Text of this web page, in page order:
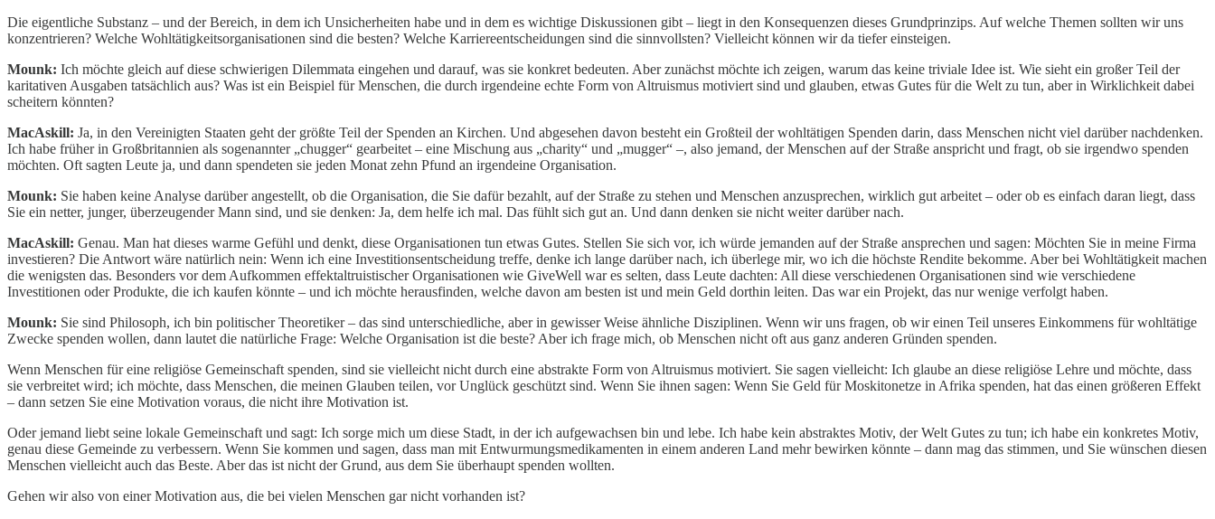
Die eigentliche Substanz – und der Bereich, in dem ich Unsicherheiten habe und in dem es wichtige Diskussionen gibt – liegt in den Konsequenzen dieses Grundprinzips. Auf welche Themen sollten wir uns
konzentrieren? Welche Wohltätigkeitsorganisationen sind die besten? Welche Karriereentscheidungen sind die sinnvollsten? Vielleicht können wir da tiefer einsteigen.
Mounk: Ich möchte gleich auf diese schwierigen Dilemmata eingehen und darauf, was sie konkret bedeuten. Aber zunächst möchte ich zeigen, warum das keine triviale Idee ist. Wie sieht ein großer Teil der
karitativen Ausgaben tatsächlich aus? Was ist ein Beispiel für Menschen, die durch irgendeine echte Form von Altruismus motiviert sind und glauben, etwas Gutes für die Welt zu tun, aber in Wirklichkeit dabei
scheitern könnten?
MacAskill: Ja, in den Vereinigten Staaten geht der größte Teil der Spenden an Kirchen. Und abgesehen davon besteht ein Großteil der wohltätigen Spenden darin, dass Menschen nicht viel darüber nachdenken.
Ich habe früher in Großbritannien als sogenannter „chugger“ gearbeitet – eine Mischung aus „charity“ und „mugger“ –, also jemand, der Menschen auf der Straße anspricht und fragt, ob sie irgendwo spenden
möchten. Oft sagten Leute ja, und dann spendeten sie jeden Monat zehn Pfund an irgendeine Organisation.
Mounk: Sie haben keine Analyse darüber angestellt, ob die Organisation, die Sie dafür bezahlt, auf der Straße zu stehen und Menschen anzusprechen, wirklich gut arbeitet – oder ob es einfach daran liegt, dass
Sie ein netter, junger, überzeugender Mann sind, und sie denken: Ja, dem helfe ich mal. Das fühlt sich gut an. Und dann denken sie nicht weiter darüber nach.
MacAskill: Genau. Man hat dieses warme Gefühl und denkt, diese Organisationen tun etwas Gutes. Stellen Sie sich vor, ich würde jemanden auf der Straße ansprechen und sagen: Möchten Sie in meine Firma
investieren? Die Antwort wäre natürlich nein: Wenn ich eine Investitionsentscheidung treffe, denke ich lange darüber nach, ich überlege mir, wo ich die höchste Rendite bekomme. Aber bei Wohltätigkeit machen
die wenigsten das. Besonders vor dem Aufkommen effektaltruistischer Organisationen wie GiveWell war es selten, dass Leute dachten: All diese verschiedenen Organisationen sind wie verschiedene
Investitionen oder Produkte, die ich kaufen könnte – und ich möchte herausfinden, welche davon am besten ist und mein Geld dorthin leiten. Das war ein Projekt, das nur wenige verfolgt haben.
Mounk: Sie sind Philosoph, ich bin politischer Theoretiker – das sind unterschiedliche, aber in gewisser Weise ähnliche Disziplinen. Wenn wir uns fragen, ob wir einen Teil unseres Einkommens für wohltätige
Zwecke spenden wollen, dann lautet die natürliche Frage: Welche Organisation ist die beste? Aber ich frage mich, ob Menschen nicht oft aus ganz anderen Gründen spenden.
Wenn Menschen für eine religiöse Gemeinschaft spenden, sind sie vielleicht nicht durch eine abstrakte Form von Altruismus motiviert. Sie sagen vielleicht: Ich glaube an diese religiöse Lehre und möchte, dass
sie verbreitet wird; ich möchte, dass Menschen, die meinen Glauben teilen, vor Unglück geschützt sind. Wenn Sie ihnen sagen: Wenn Sie Geld für Moskitonetze in Afrika spenden, hat das einen größeren Effekt
– dann setzen Sie eine Motivation voraus, die nicht ihre Motivation ist.
Oder jemand liebt seine lokale Gemeinschaft und sagt: Ich sorge mich um diese Stadt, in der ich aufgewachsen bin und lebe. Ich habe kein abstraktes Motiv, der Welt Gutes zu tun; ich habe ein konkretes Motiv,
genau diese Gemeinde zu verbessern. Wenn Sie kommen und sagen, dass man mit Entwurmungsmedikamenten in einem anderen Land mehr bewirken könnte – dann mag das stimmen, und Sie wünschen diesen
Menschen vielleicht auch das Beste. Aber das ist nicht der Grund, aus dem Sie überhaupt spenden wollten.
Gehen wir also von einer Motivation aus, die bei vielen Menschen gar nicht vorhanden ist?